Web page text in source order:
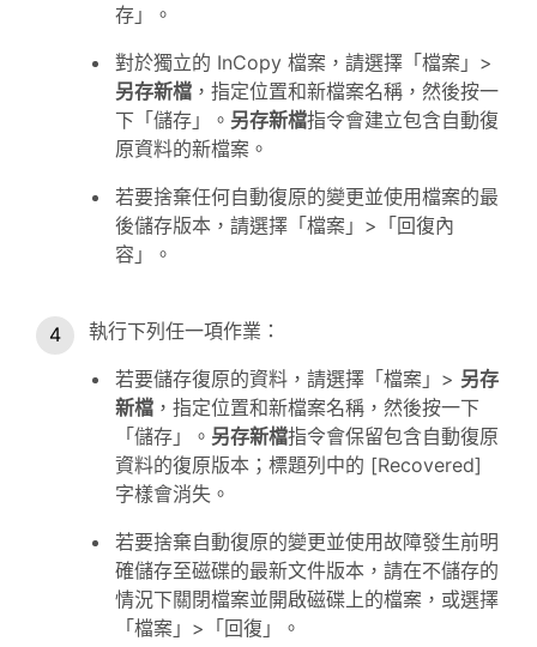
存」。
對於獨立的 InCopy 檔案，請選擇「檔案」>
另存新檔 ，指定位置和新檔案名稱，然後按一
下「儲存」。 另存新檔指令會建立包含自動復
原資料的新檔案。
若要捨棄任何自動復原的變更並使用檔案的最
後儲存版本，請選擇「檔案」>「回復內
容」。
執行下列任一項作業：
若要儲存復原的資料，請選擇「檔案」> 另存
新檔 ，指定位置和新檔案名稱，然後按一下
「儲存」。 另存新檔指令會保留包含自動復原
資料的復原版本；標題列中的 [Recovered]
字樣會消失。
若要捨棄自動復原的變更並使用故障發生前明
確儲存至磁碟的最新文件版本，請在不儲存的
情況下關閉檔案並開啟磁碟上的檔案，或選擇
「檔案」>「回復」。